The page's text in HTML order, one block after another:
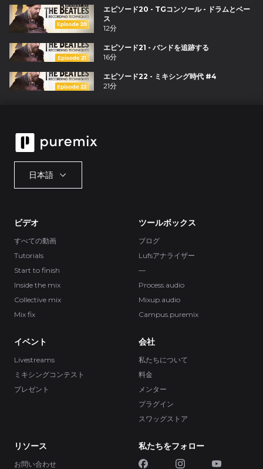
エピソード20 - TGコンソール - ドラムとベー
ス
12分
エピソード21 - バンドを追跡する
16分
エピソード22 - ミキシング時代 #4
21分
日本語
ビデオ
すべての動画
Tutorials
Start to finish
Inside the mix
Collective mix
Mix fix
ツールボックス
ブログ
Lufsアナライザー
—
Process.audio
Mixup.audio
Campus.puremix
イベント
Livestreams
ミキシングコンテスト
プレゼント
会社
私たちについて
料金
メンター
プラグイン
スワッグストア
リソース
お問い合わせ
私たちをフォロー